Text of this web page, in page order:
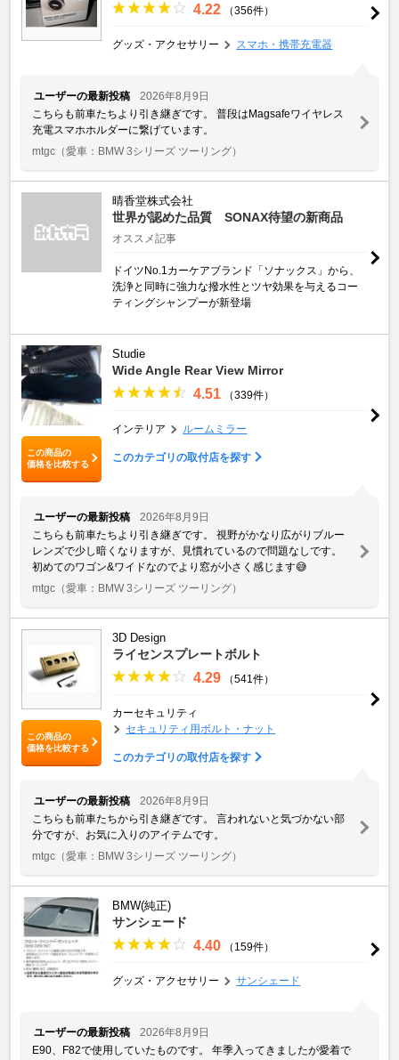
4.22 （356件）
グッズ・アクセサリー スマホ・携帯充電器
ユーザーの最新投稿
2026年8月9日
こちらも前車たちより引き継ぎです。 普段はMagsafeワイヤレス
充電スマホホルダーに繋げています。
mtgc （愛車：BMW 3シリーズ ツーリング）
晴香堂株式会社
世界が認めた品質 SONAX待望の新商品
オススメ記事
ドイツNo.1カーケアブランド「ソナックス」から、
洗浄と同時に強力な撥水性とツヤ効果を与えるコー
ティングシャンプーが新登場
この商品の
価格を比較する
Studie
Wide Angle Rear View Mirror
4.51 （339件）
インテリア ルームミラー
このカテゴリの取付店を探す
ユーザーの最新投稿
2026年8月9日
こちらも前車たちより引き継ぎです。 視野がかなり広がりブルー
レンズで少し暗くなりますが、見慣れているので問題なしです。
初めてのワゴン&ワイドなのでより窓が小さく感じます😅
mtgc （愛車：BMW 3シリーズ ツーリング）
この商品の
価格を比較する
3D Design
ライセンスプレートボルト
4.29 （541件）
カーセキュリティ
セキュリティ用ボルト・ナット
このカテゴリの取付店を探す
ユーザーの最新投稿
2026年8月9日
こちらも前車たちから引き継ぎです。 言われないと気づかない部
分ですが、お気に入りのアイテムです。
mtgc （愛車：BMW 3シリーズ ツーリング）
BMW(純正)
サンシェード
4.40 （159件）
グッズ・アクセサリー サンシェード
ユーザーの最新投稿
2026年8月9日
E90、F82で使用していたものです。 年季入ってきましたが愛着で